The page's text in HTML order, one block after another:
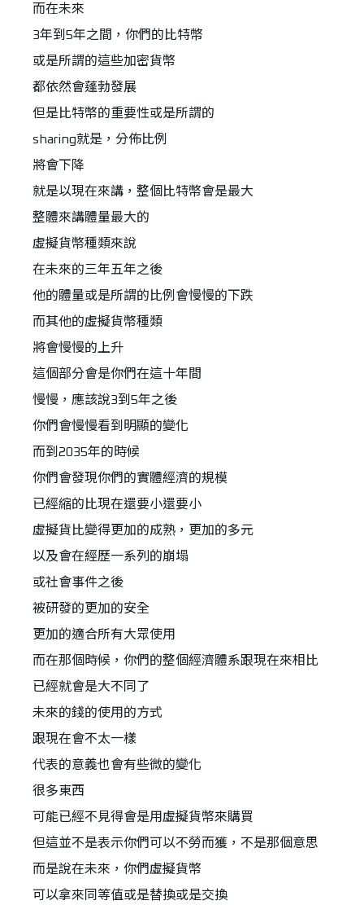
而在未來
3年到5年之間，你們的比特幣
或是所謂的這些加密貨幣
都依然會蓬勃發展
但是比特幣的重要性或是所謂的
sharing就是，分佈比例
將會下降
就是以現在來講，整個比特幣會是最大
整體來講體量最大的
虛擬貨幣種類來說
在未來的三年五年之後
他的體量或是所謂的比例會慢慢的下跌
而其他的虛擬貨幣種類
將會慢慢的上升
這個部分會是你們在這十年間
慢慢，應該說3到5年之後
你們會慢慢看到明顯的變化
而到2035年的時候
你們會發現你們的實體經濟的規模
已經縮的比現在還要小還要小
虛擬貨比變得更加的成熟，更加的多元
以及會在經歷一系列的崩塌
或社會事件之後
被研發的更加的安全
更加的適合所有大眾使用
而在那個時候，你們的整個經濟體系跟現在來相比
已經就會是大不同了
未來的錢的使用的方式
跟現在會不太一樣
代表的意義也會有些微的變化
很多東西
可能已經不見得會是用虛擬貨幣來購買
但這並不是表示你們可以不勞而獲，不是那個意思
而是說在未來，你們虛擬貨幣
可以拿來同等值或是替換或是交換